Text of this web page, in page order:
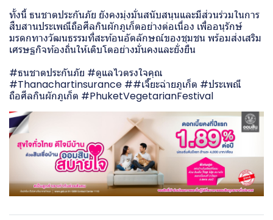
ทั้งนี้ ธนชาตประกันภัย ยังคงมุ่งมั่นสนับสนุนและมีส่วนร่วมในการ
สืบสานประเพณีถือศีลกินผักภูเก็ตอย่างต่อเนื่อง เพื่ออนุรักษ์
มรดกทางวัฒนธรรมที่สะท้อนอัตลักษณ์ของชุมชน พร้อมส่งเสริม
เศรษฐกิจท้องถิ่นให้เติบโตอย่างมั่นคงและยั่งยืน
#ธนชาตประกันภัย #ดูแลไวตรงใจคุณ
#Thanachartinsurance ##เจี๊ยะฉ่ายภูเก็ต #ประเพณี
ถือศีลกินผักภูเก็ต #PhuketVegetarianFestival